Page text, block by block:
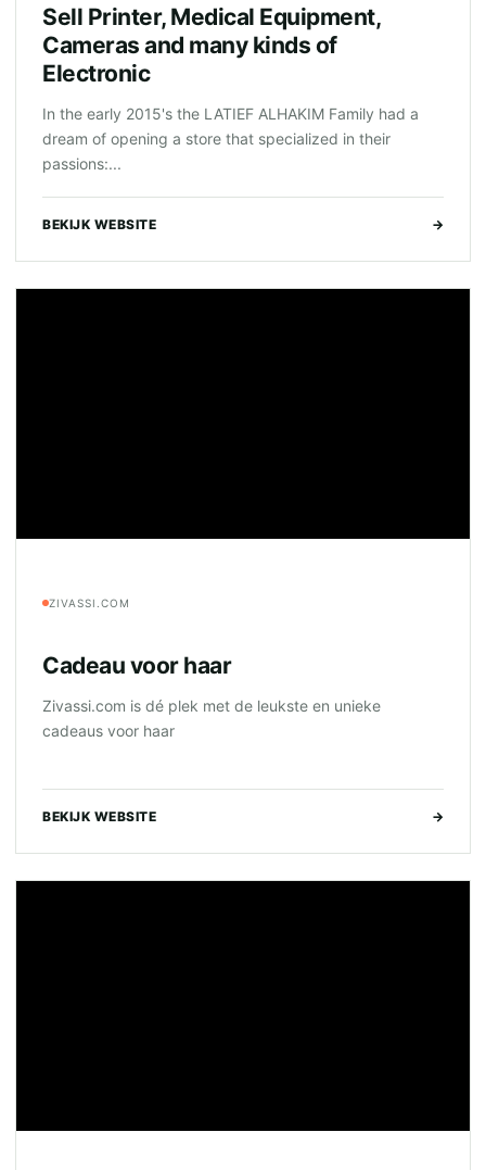
Sell Printer, Medical Equipment,
Cameras and many kinds of
Electronic
In the early 2015's the LATIEF ALHAKIM Family had a
dream of opening a store that specialized in their
passions:...
BEKIJK WEBSITE →
ZIVASSI.COM
Cadeau voor haar
Zivassi.com is dé plek met de leukste en unieke
cadeaus voor haar
BEKIJK WEBSITE →